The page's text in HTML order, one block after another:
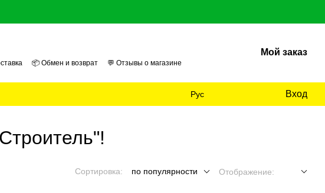
📦 Обмен и возврат
💬 Отзывы о магазине
Мой заказ
Рус Вход
Сортировка: по популярности Отображение: